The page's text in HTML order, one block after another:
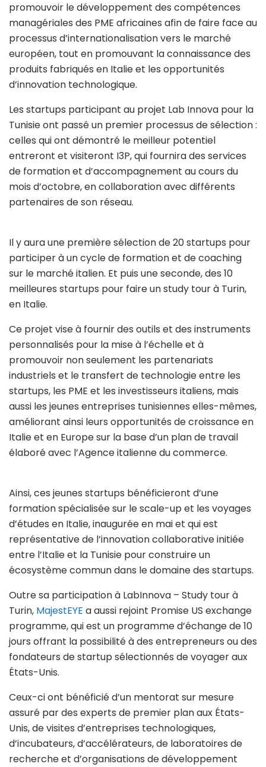
promouvoir le développement des compétences
managériales des PME africaines afin de faire face au
processus d’internationalisation vers le marché
européen, tout en promouvant la connaissance des
produits fabriqués en Italie et les opportunités
d’innovation technologique.
Les startups participant au projet Lab Innova pour la
Tunisie ont passé un premier processus de sélection :
celles qui ont démontré le meilleur potentiel
entreront et visiteront I3P, qui fournira des services
de formation et d’accompagnement au cours du
mois d’octobre, en collaboration avec différents
partenaires de son réseau.
Il y aura une première sélection de 20 startups pour
participer à un cycle de formation et de coaching
sur le marché italien. Et puis une seconde, des 10
meilleures startups pour faire un study tour à Turin,
en Italie.
Ce projet vise à fournir des outils et des instruments
personnalisés pour la mise à l’échelle et à
promouvoir non seulement les partenariats
industriels et le transfert de technologie entre les
startups, les PME et les investisseurs italiens, mais
aussi les jeunes entreprises tunisiennes elles-mêmes,
améliorant ainsi leurs opportunités de croissance en
Italie et en Europe sur la base d’un plan de travail
élaboré avec l’Agence italienne du commerce.
Ainsi, ces jeunes startups bénéficieront d’une
formation spécialisée sur le scale-up et les voyages
d’études en Italie, inaugurée en mai et qui est
représentative de l’innovation collaborative initiée
entre l’Italie et la Tunisie pour construire un
écosystème commun dans le domaine des startups.
Outre sa participation à LabInnova – Study tour à
Turin, MajestEYE a aussi rejoint Promise US exchange
programme, qui est un programme d’échange de 10
jours offrant la possibilité à des entrepreneurs ou des
fondateurs de startup sélectionnés de voyager aux
États-Unis.
Ceux-ci ont bénéficié d’un mentorat sur mesure
assuré par des experts de premier plan aux États-
Unis, de visites d’entreprises technologiques,
d’incubateurs, d’accélérateurs, de laboratoires de
recherche et d’organisations de développement